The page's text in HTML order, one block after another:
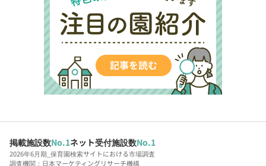
掲載施設数No.1ネット受付施設数No.1
2026年6月期_保育園検索サイトにおける市場調査
調査機関：日本マーケティングリサーチ機構